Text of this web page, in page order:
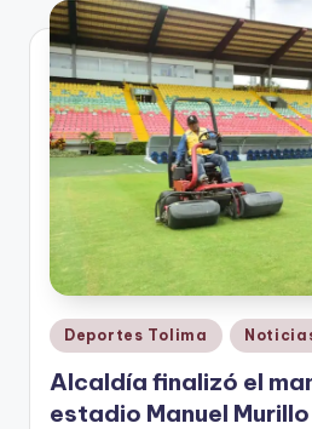
V
n
o
n
t
o
Publicado
en
Deportes Tolima
Alcaldía finalizó el
estadio Manuel